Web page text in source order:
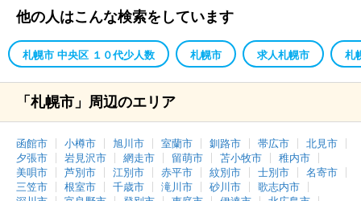
他の人はこんな検索をしています
札幌市 中央区 １０代少人数 札幌市 求人札幌市 札
「札幌市」周辺のエリア
函館市 小樽市 旭川市 室蘭市 釧路市 帯広市
北見市
夕張市
岩見沢市 網走市 留萌市 苫小牧市
稚内市
美唄市
芦別市 江別市 赤平市 紋別市 士別市
名寄市
三笠市
根室市 千歳市 滝川市 砂川市
歌志内市